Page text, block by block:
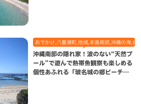
おでかけ,八重瀬町,地域,本島南部,沖縄の海,自
沖縄南部の隠れ家！波のない“天然プ
ール”で遊んで熱帯魚観察も楽しめる
個性あふれる「玻名城の郷ビーチ」